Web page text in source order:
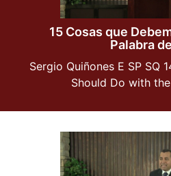
15 Cosas que
Palabra
Sergio Quiñones E SP SQ
Should Do with